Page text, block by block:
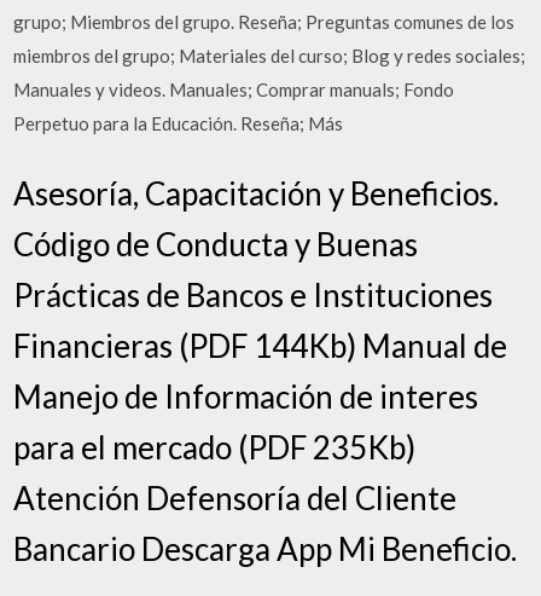
grupo; Miembros del grupo. Reseña; Preguntas comunes de los
miembros del grupo; Materiales del curso; Blog y redes sociales;
Manuales y videos. Manuales; Comprar manuals; Fondo
Perpetuo para la Educación. Reseña; Más
Asesoría, Capacitación y Beneficios.
Código de Conducta y Buenas
Prácticas de Bancos e Instituciones
Financieras (PDF 144Kb) Manual de
Manejo de Información de interes
para el mercado (PDF 235Kb)
Atención Defensoría del Cliente
Bancario Descarga App Mi Beneficio.